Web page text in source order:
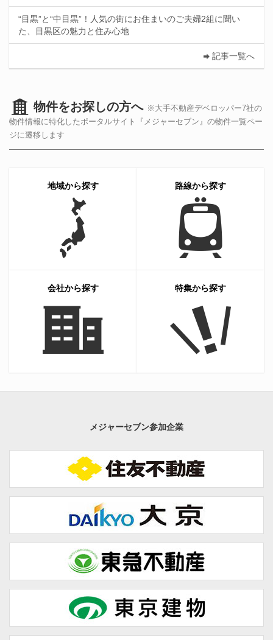
“目黒”と“中目黒”！人気の街にお住まいのご夫婦2組に聞い
た、目黒区の魅力と住み心地
記事一覧へ
物件をお探しの方へ ※大手不動産デベロッパー7社の
物件情報に特化したポータルサイト『メジャーセブン』の物件一覧ペー
ジに遷移します
地域から探す 路線から探す
会社から探す 特集から探す
メジャーセブン参加企業